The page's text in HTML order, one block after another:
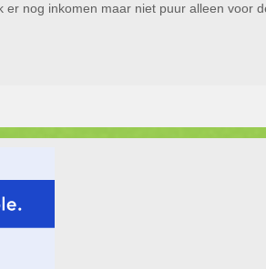
nog inkomen maar niet puur alleen voor